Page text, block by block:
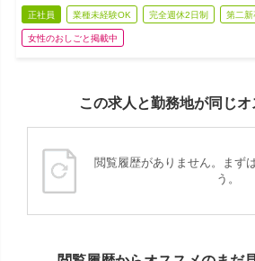
正社員 業種未経験OK 完全週休2日制 第二新
女性のおしごと掲載中
この求人と勤務地が同じオ
閲覧履歴がありません。まず
う。